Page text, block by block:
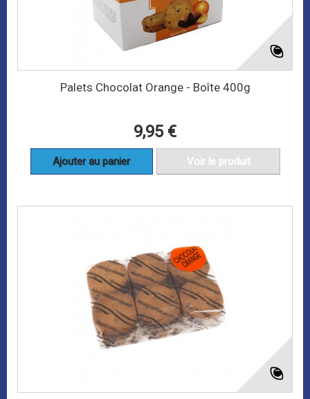
Palets Chocolat Orange - Boîte 400g
9,95 €
Ajouter au panier Voir le produit